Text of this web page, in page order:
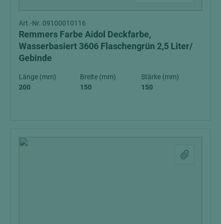
Art.-Nr. 09100010116
Remmers Farbe Aidol Deckfarbe,
Wasserbasiert 3606 Flaschengrün 2,5 Liter/
Gebinde
Länge (mm)
200
Breite (mm)
150
Stärke (mm)
150